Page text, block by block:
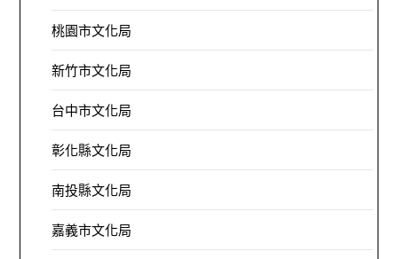
桃園市文化局
新竹市文化局
台中市文化局
彰化縣文化局
南投縣文化局
嘉義市文化局